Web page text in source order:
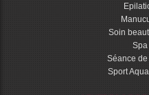
Soin
Spa
Séance
Sport